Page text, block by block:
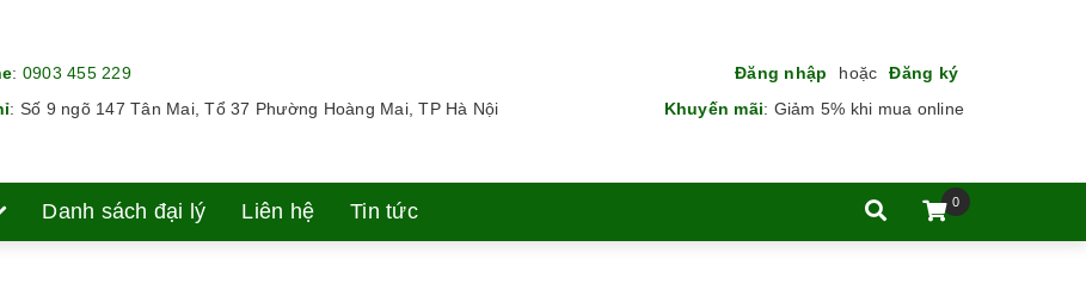
: 0903 455 229
: Số 9 ngõ 147 Tân Mai, Tổ 37 Phường Hoàng Mai, TP Hà Nội
Đăng nhập hoặc
Đăng ký
Khuyến mãi: Giảm 5% khi mua online
Danh sách đại lý Liên hệ Tin tức 0